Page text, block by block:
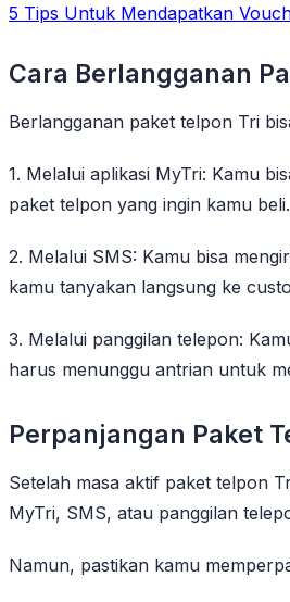
5 Tips Untuk Mendapatkan
Cara Berlangganan
Berlangganan paket telpon Tri
1. Melalui aplikasi MyTri: Kamu
paket telpon yang ingin kamu beli.
2. Melalui SMS: Kamu bisa
kamu tanyakan langsung ke
3. Melalui panggilan telepon:
harus menunggu antrian untuk
Perpanjangan Paket
Setelah masa aktif paket telpon
MyTri, SMS, atau panggilan
Namun, pastikan kamu